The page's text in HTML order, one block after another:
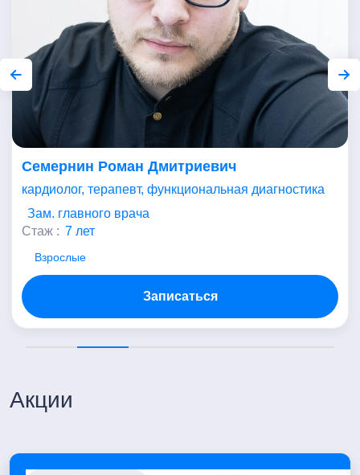
Семернин Роман Дмитриевич
кардиолог, терапевт, функциональная диагностика
Зам. главного врача
Стаж : 7 лет
Взрослые
Записаться
Акции